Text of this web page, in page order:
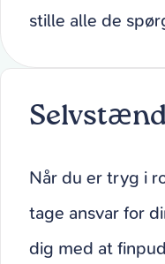
stille alle de
Når du er tryg i
tage ansvar for
dig med at